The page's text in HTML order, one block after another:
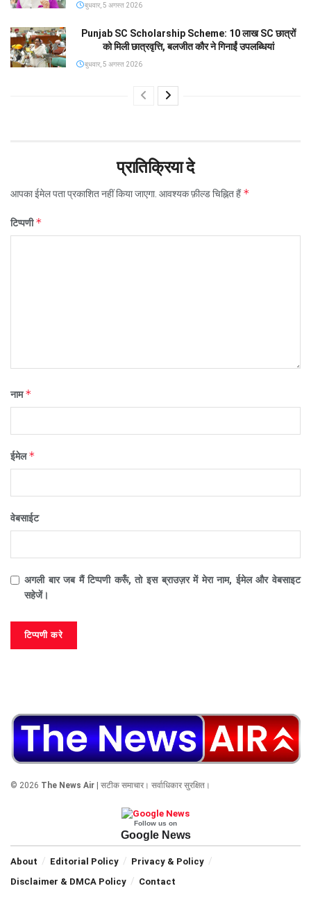
बुधवार, 5 अगस्त 2026
Punjab SC Scholarship Scheme: 10 लाख SC छात्रों
को मिली छात्रवृत्ति, बलजीत कौर ने गिनाईं उपलब्धियां
बुधवार, 5 अगस्त 2026
प्रातिक्रिया दे
आपका ईमेल पता प्रकाशित नहीं किया जाएगा. आवश्यक फ़ील्ड चिह्नित हैं*
टिप्पणी*
नाम*
ईमेल*
वेबसाईट
अगली बार जब मैं टिप्पणी करूँ, तो इस ब्राउज़र में मेरा नाम, ईमेल और वेबसाइट
सहेजें।
© 2026 The News Air | सटीक समाचार। सर्वाधिकार सुरक्षित।
Follow us on
Google News
About Editorial Policy
Privacy & Policy
Disclaimer & DMCA Policy
Contact